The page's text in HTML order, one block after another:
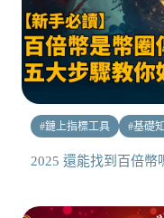
#鏈上指標工具 #基礎
2025 還能找到百倍幣